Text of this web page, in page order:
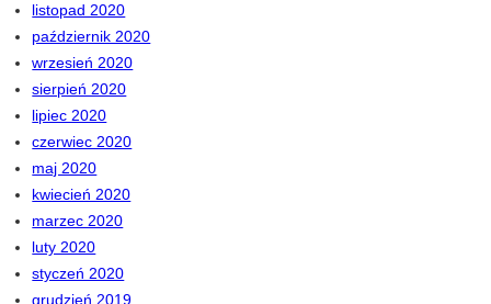
listopad 2020
październik 2020
wrzesień 2020
sierpień 2020
lipiec 2020
czerwiec 2020
maj 2020
kwiecień 2020
marzec 2020
luty 2020
styczeń 2020
grudzień 2019